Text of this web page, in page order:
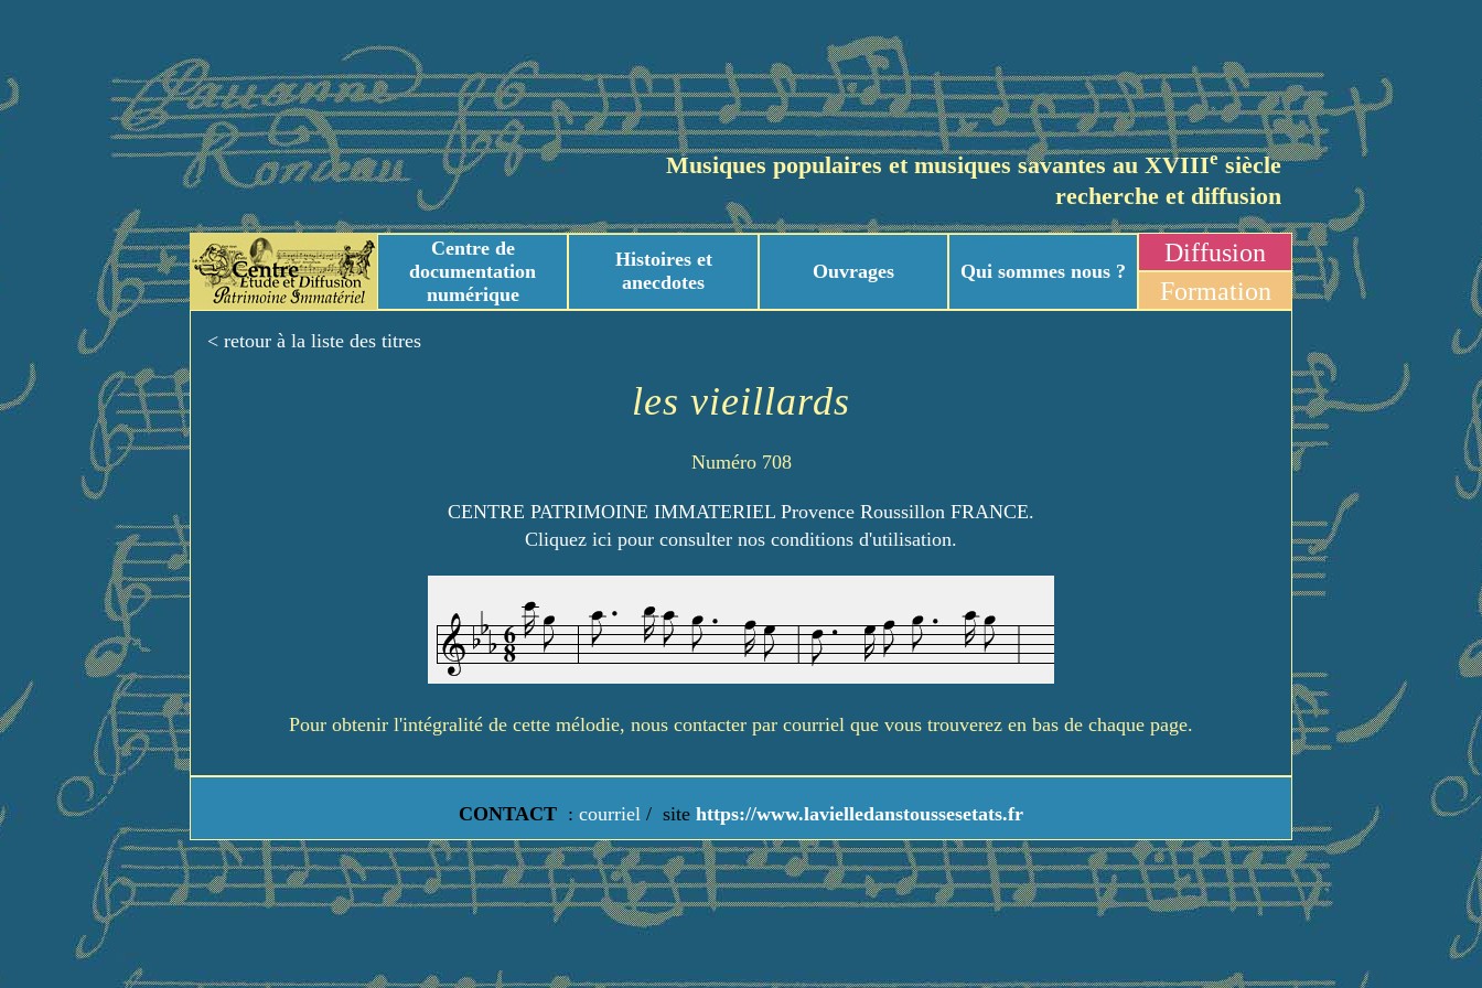
Musiques populaires et musiques savantes au XVIIIesiècle
recherche et diffusion
Centre de
documentation
numérique
Histoires et
anecdotes
Ouvrages Qui sommes nous ?
Diffusion
Formation
< retour à la liste des titres
les vieillards
Numéro 708
CENTRE PATRIMOINE IMMATERIEL Provence Roussillon FRANCE.
Cliquez ici pour consulter nos conditions d'utilisation.
Pour obtenir l'intégralité de cette mélodie, nous contacter par courriel que vous trouverez en bas de chaque page.
CONTACT : courriel / site https://www.lavielledanstoussesetats.fr